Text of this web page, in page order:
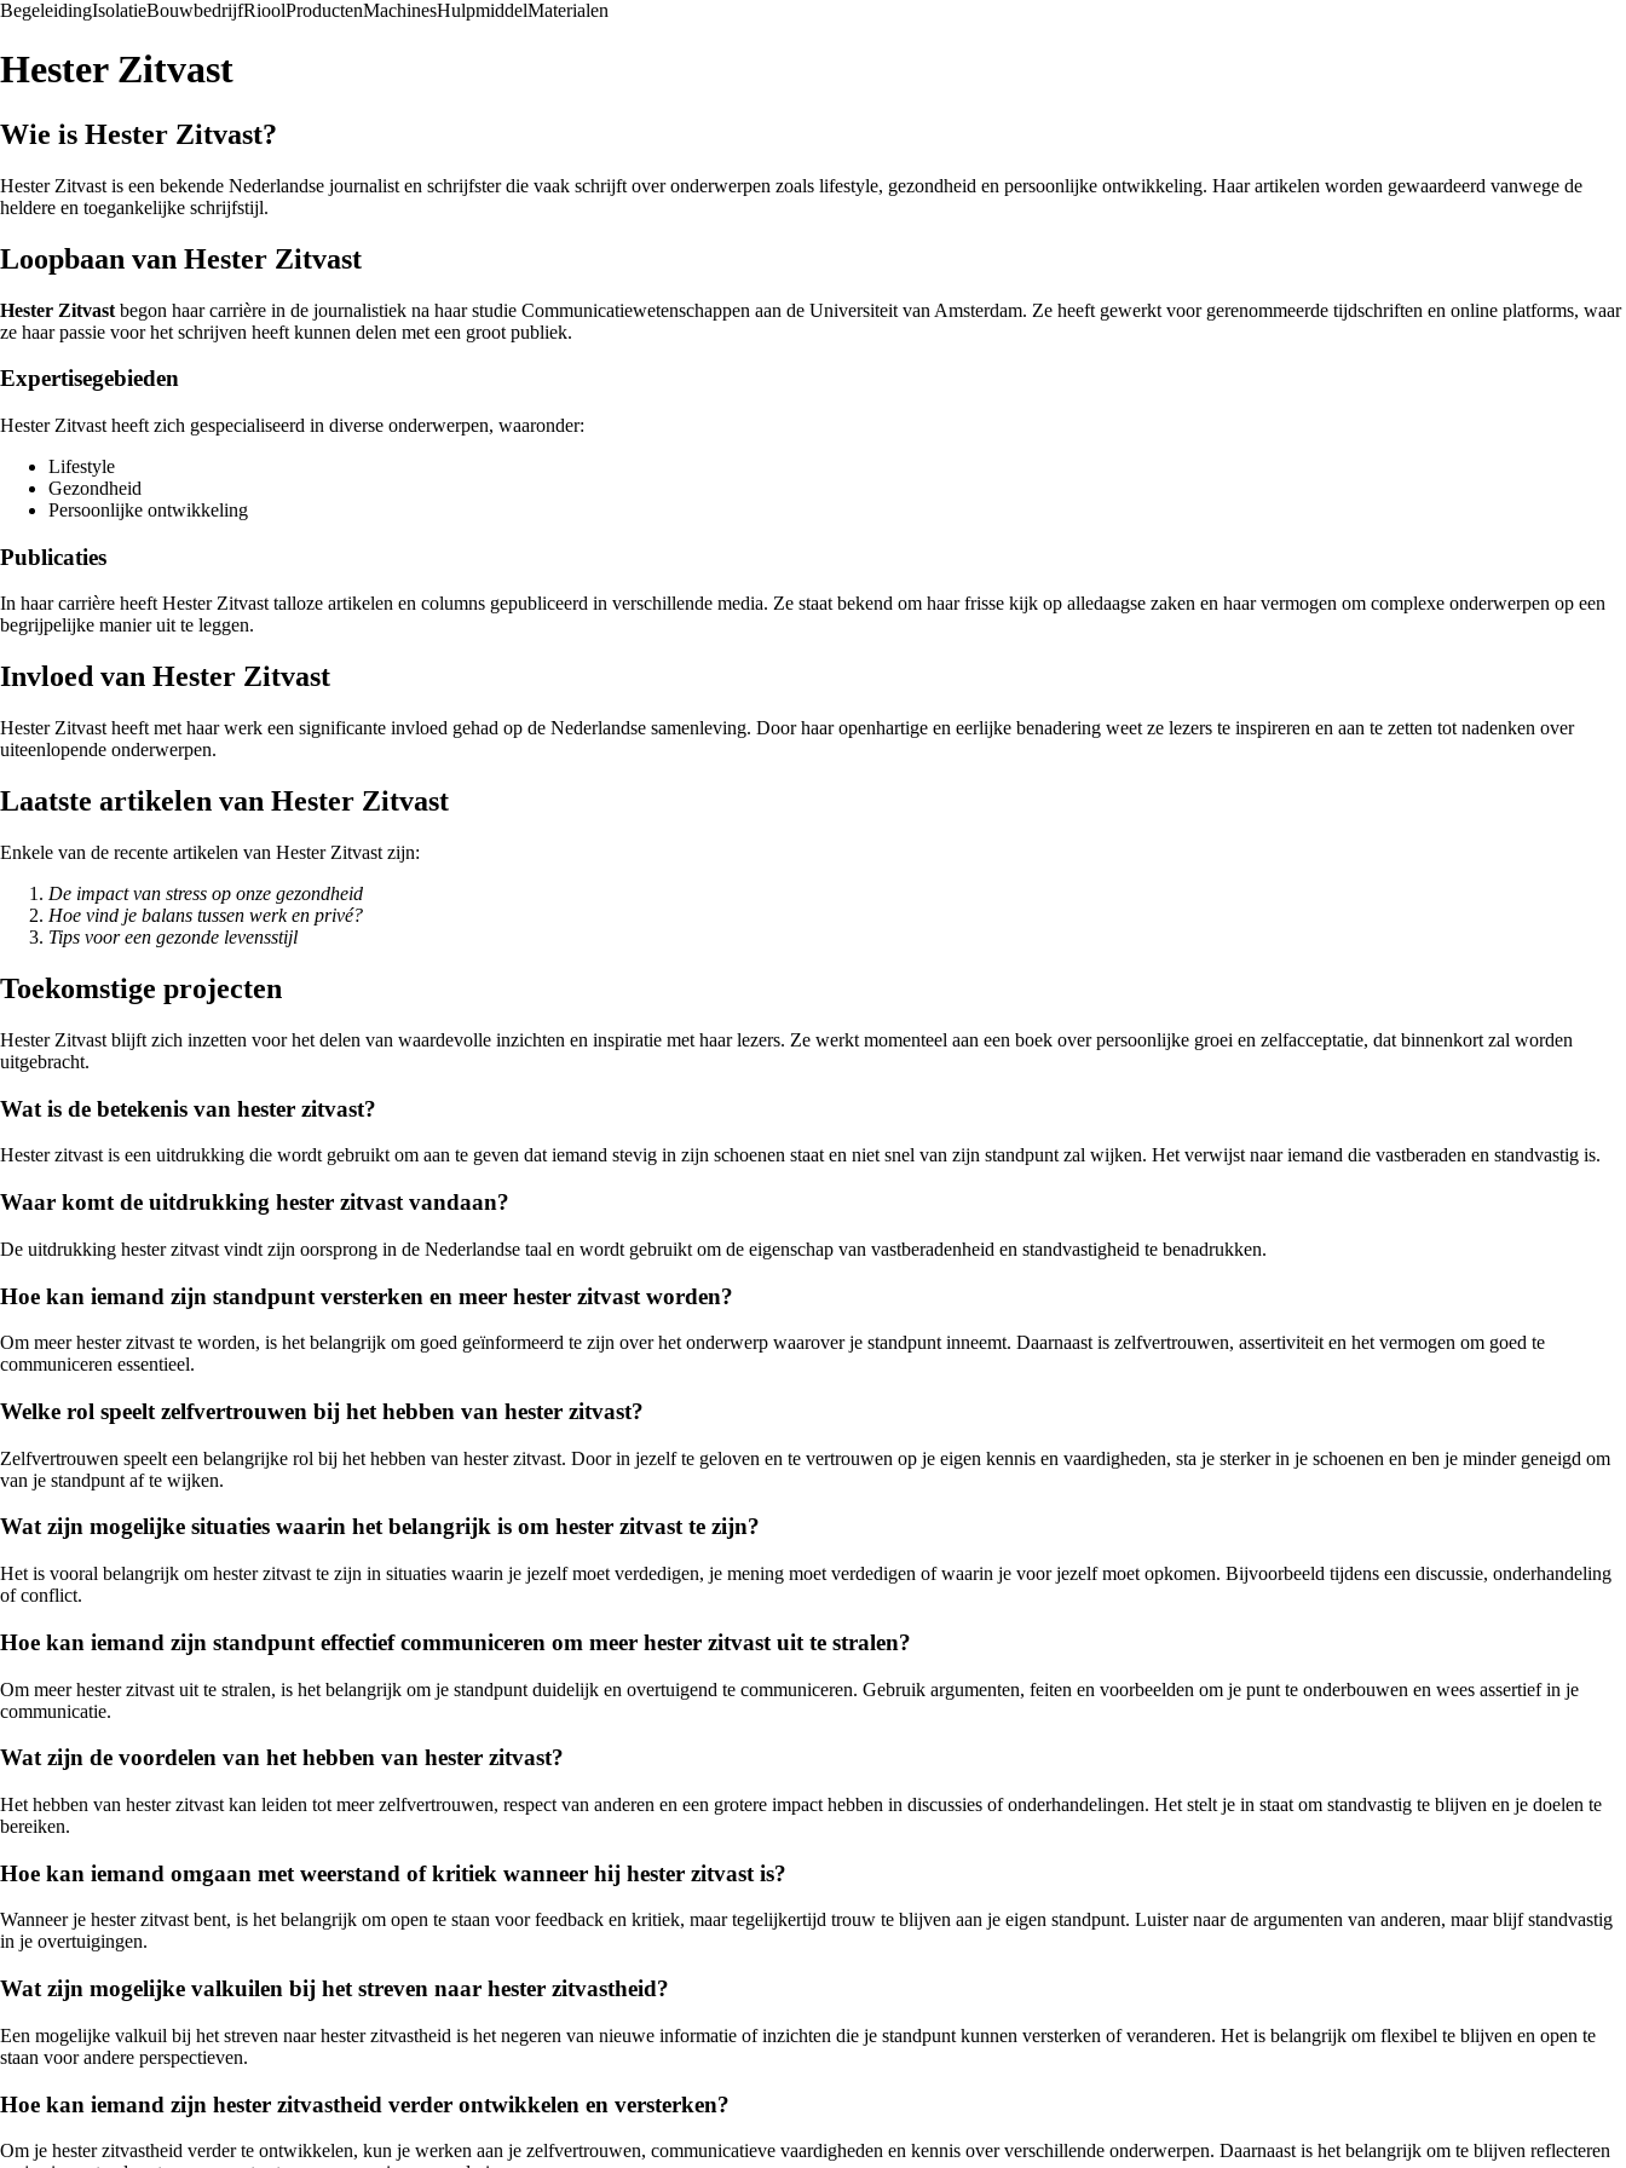
BegeleidingIsolatieBouwbedrijfRioolProductenMachinesHulpmiddelMaterialen
Hester Zitvast
Wie is Hester Zitvast?
Hester Zitvast is een bekende Nederlandse journalist en schrijfster die vaak schrijft over onderwerpen zoals lifestyle, gezondheid en persoonlijke ontwikkeling. Haar artikelen worden gewaardeerd vanwege de
heldere en toegankelijke schrijfstijl.
Loopbaan van Hester Zitvast
Hester Zitvast begon haar carrière in de journalistiek na haar studie Communicatiewetenschappen aan de Universiteit van Amsterdam. Ze heeft gewerkt voor gerenommeerde tijdschriften en online platforms, waar
ze haar passie voor het schrijven heeft kunnen delen met een groot publiek.
Expertisegebieden
Hester Zitvast heeft zich gespecialiseerd in diverse onderwerpen, waaronder:
Lifestyle
Gezondheid
Persoonlijke ontwikkeling
Publicaties
In haar carrière heeft Hester Zitvast talloze artikelen en columns gepubliceerd in verschillende media. Ze staat bekend om haar frisse kijk op alledaagse zaken en haar vermogen om complexe onderwerpen op een
begrijpelijke manier uit te leggen.
Invloed van Hester Zitvast
Hester Zitvast heeft met haar werk een significante invloed gehad op de Nederlandse samenleving. Door haar openhartige en eerlijke benadering weet ze lezers te inspireren en aan te zetten tot nadenken over
uiteenlopende onderwerpen.
Laatste artikelen van Hester Zitvast
Enkele van de recente artikelen van Hester Zitvast zijn:
De impact van stress op onze gezondheid
Hoe vind je balans tussen werk en privé?
Tips voor een gezonde levensstijl
Toekomstige projecten
Hester Zitvast blijft zich inzetten voor het delen van waardevolle inzichten en inspiratie met haar lezers. Ze werkt momenteel aan een boek over persoonlijke groei en zelfacceptatie, dat binnenkort zal worden
uitgebracht.
Wat is de betekenis van hester zitvast?
Hester zitvast is een uitdrukking die wordt gebruikt om aan te geven dat iemand stevig in zijn schoenen staat en niet snel van zijn standpunt zal wijken. Het verwijst naar iemand die vastberaden en standvastig is.
Waar komt de uitdrukking hester zitvast vandaan?
De uitdrukking hester zitvast vindt zijn oorsprong in de Nederlandse taal en wordt gebruikt om de eigenschap van vastberadenheid en standvastigheid te benadrukken.
Hoe kan iemand zijn standpunt versterken en meer hester zitvast worden?
Om meer hester zitvast te worden, is het belangrijk om goed geïnformeerd te zijn over het onderwerp waarover je standpunt inneemt. Daarnaast is zelfvertrouwen, assertiviteit en het vermogen om goed te
communiceren essentieel.
Welke rol speelt zelfvertrouwen bij het hebben van hester zitvast?
Zelfvertrouwen speelt een belangrijke rol bij het hebben van hester zitvast. Door in jezelf te geloven en te vertrouwen op je eigen kennis en vaardigheden, sta je sterker in je schoenen en ben je minder geneigd om
van je standpunt af te wijken.
Wat zijn mogelijke situaties waarin het belangrijk is om hester zitvast te zijn?
Het is vooral belangrijk om hester zitvast te zijn in situaties waarin je jezelf moet verdedigen, je mening moet verdedigen of waarin je voor jezelf moet opkomen. Bijvoorbeeld tijdens een discussie, onderhandeling
of conflict.
Hoe kan iemand zijn standpunt effectief communiceren om meer hester zitvast uit te stralen?
Om meer hester zitvast uit te stralen, is het belangrijk om je standpunt duidelijk en overtuigend te communiceren. Gebruik argumenten, feiten en voorbeelden om je punt te onderbouwen en wees assertief in je
communicatie.
Wat zijn de voordelen van het hebben van hester zitvast?
Het hebben van hester zitvast kan leiden tot meer zelfvertrouwen, respect van anderen en een grotere impact hebben in discussies of onderhandelingen. Het stelt je in staat om standvastig te blijven en je doelen te
bereiken.
Hoe kan iemand omgaan met weerstand of kritiek wanneer hij hester zitvast is?
Wanneer je hester zitvast bent, is het belangrijk om open te staan voor feedback en kritiek, maar tegelijkertijd trouw te blijven aan je eigen standpunt. Luister naar de argumenten van anderen, maar blijf standvastig
in je overtuigingen.
Wat zijn mogelijke valkuilen bij het streven naar hester zitvastheid?
Een mogelijke valkuil bij het streven naar hester zitvastheid is het negeren van nieuwe informatie of inzichten die je standpunt kunnen versterken of veranderen. Het is belangrijk om flexibel te blijven en open te
staan voor andere perspectieven.
Hoe kan iemand zijn hester zitvastheid verder ontwikkelen en versterken?
Om je hester zitvastheid verder te ontwikkelen, kun je werken aan je zelfvertrouwen, communicatieve vaardigheden en kennis over verschillende onderwerpen. Daarnaast is het belangrijk om te blijven reflecteren